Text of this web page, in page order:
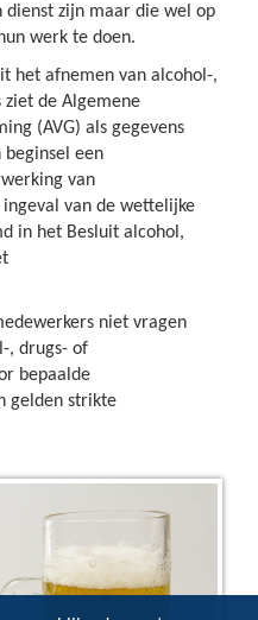
zijn maar die wel op
werk te doen.
het afnemen van alcohol-,
ziet de Algemene
(AVG) als gegevens
beginsel een
van
ingeval van de wettelijke
in het Besluit alcohol,
niet vragen
, drugs- of
bepaalde
gelden strikte